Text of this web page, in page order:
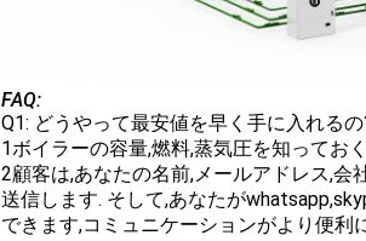
FAQ:
Q1: どうやって最安値を早く手に入れるの
1ボイラーの容量,燃料,蒸気圧を知ってお
2顧客は,あなたの名前,メールアドレス,
送信します. そして,あなたが
できます,コミュニケーションがより便利